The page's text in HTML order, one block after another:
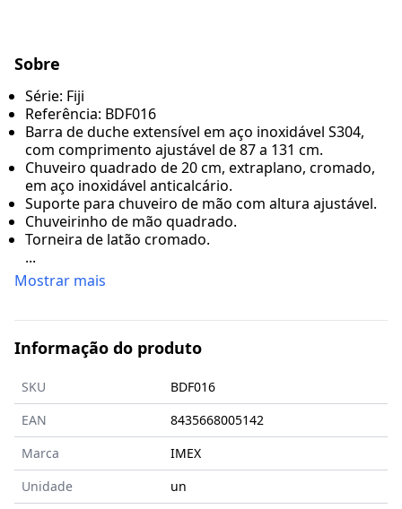
Sobre
Série: Fiji
Referência: BDF016
Barra de duche extensível em aço inoxidável S304,
com comprimento ajustável de 87 a 131 cm.
Chuveiro quadrado de 20 cm, extraplano, cromado,
em aço inoxidável anticalcário.
Suporte para chuveiro de mão com altura ajustável.
Chuveirinho de mão quadrado.
Torneira de latão cromado.
...
Mostrar mais
Informação do produto
SKU
BDF016
EAN
8435668005142
Marca
IMEX
Unidade
un